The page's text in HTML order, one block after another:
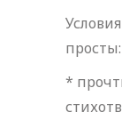
просты:
*